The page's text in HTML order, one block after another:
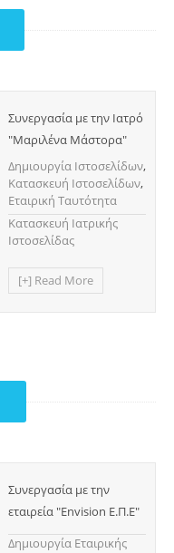
Συνεργασία με την Ιατρό
"Μαριλένα Μάστορα"
Δημιουργία Ιστοσελίδων,
Κατασκευή Ιστοσελίδων,
Εταιρική Ταυτότητα
Κατασκευή Ιατρικής
Ιστοσελίδας
[+] Read More
Συνεργασία με την
εταιρεία "Envision Ε.Π.Ε"
Δημιουργία Eταιρικής